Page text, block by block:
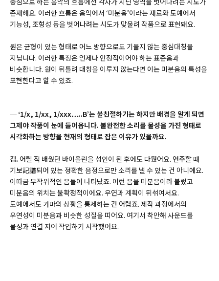
존재해요. 이러한 흐름은 음악에서 ‘미분음’이라는 재료와 도예에서
기능성, 조형성 등을 벗어나려는 시도가 맞물려 작품으로 표현돼요.
원은 균형이 있는 형태로 어느 방향으로도 기울지 않는 중심대칭을
지닙니다. 이러한 특징은 언제나 안정적이어야 하는 표준음과
비슷합니다. 원이 뒤틀려 대칭을 이루지 않는다면 이는 미분음의 특성을
표현한다고 할 수 있죠.
─ ‘1/x, 1/xx, 1/xxx…..B’는 불친절하기는 하지만 배경을 알게 되면
그제야 작품이 눈에 들어옵니다. 불완전한 소리를 물성을 가진 형태로
시각화하는 방향을 현재의 형태로 잡은 이유가 있을까요.
김. 어릴 적 배웠던 바이올린을 성인이 된 후에도 다뤘어요. 연주할 때
기보記譜되어 있는 정확한 음정으로만 소리를 낼 수 있는 건 아니에요.
이따금 무작위적인 음들이 나타났죠. 이런 음을 미분음이라 불렀고
미분음의 위치는 불확정적이에요. 우연과 계획이 뒤섞여서요.
도예에서도 가마의 상황을 통제하는 건 어렵죠. 제작 과정에서의
우연성이 미분음과 비슷한 성질을 띠어요. 여기서 착안해 사운드를
물성과 연결 지어 작업하기 시작했어요.